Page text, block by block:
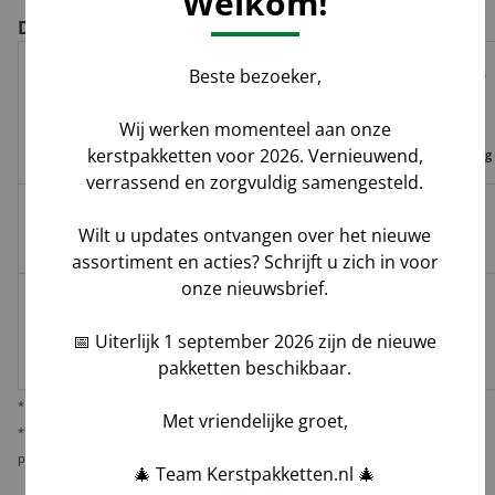
De voor- en nadelen per verzendoptie
Track
Trace
Garantie
leverdatum
levering
Risico op
vermissing
/ DHL
✅ ❌ ❌
Logistiek
✅* ✅
* Behoudens overmacht calamiteiten.
** De verantwoordelijkheid op dit risico als gevolg van uw keuze voor reguliere
pakketbezorging rust bij u als opdrachtgever.
Beste bezoeker,
Wij werken momenteel aan onze
kerstpakketten voor 2026. Vernieuwend,
verrassend en zorgvuldig samengesteld.
Wilt u updates ontvangen over het nieuwe
assortiment en acties? Schrijft u zich in voor
onze nieuwsbrief.
📅 Uiterlijk 1 september 2026 zijn de nieuwe
pakketten beschikbaar.
Met vriendelijke groet,
🎄 Team Kerstpakketten.nl 🎄